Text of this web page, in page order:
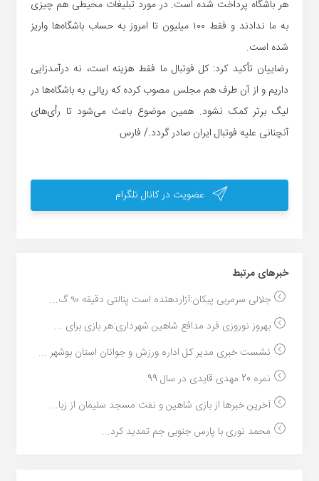
هر باشگاه پرداخت شده است. در مورد تبلیغات محیطی هم چیزی
به ما ندادند و فقط ۱۰۰ میلیون تا امروز به حساب باشگاه‌ها واریز
شده است.
رضاییان تأکید کرد: کل فوتبال ما فقط هزینه است، نه درآمدزایی
داریم و از آن طرف هم مجلس مصوب کرده که ریالی به باشگاه‌ها در
لیگ برتر کمک نشود. همین موضوع باعث می‌شود تا رأی‌های
آنچنانی علیه فوتبال ایران صادر گردد./ فارس
عضویت در کانال تلگرام
خبر‌های مرتبط
جلالی سرمربی پیکان:آزاردهنده است پنالتی دقیقه ۹۰ گ...
بهروز نوروزی فرد مدافع شاهین شهرداری:هر بازی برای ...
نشست خبری مدیر کل اداره ورزش و جوانان استان بوشهر ...
نمره 20 مهدی قایدی در سال 99
آخرین خبرها از بازی شاهین و نفت مسجد سلیمان از زبا...
محمد نوری با پارس جنوبی جم تمدید کرد...